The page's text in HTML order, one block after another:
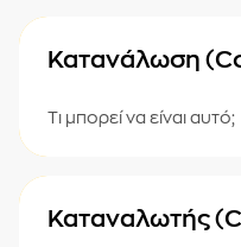
Κατανάλωση
Τι μπορεί να είναι αυτό;
Καταναλωτής